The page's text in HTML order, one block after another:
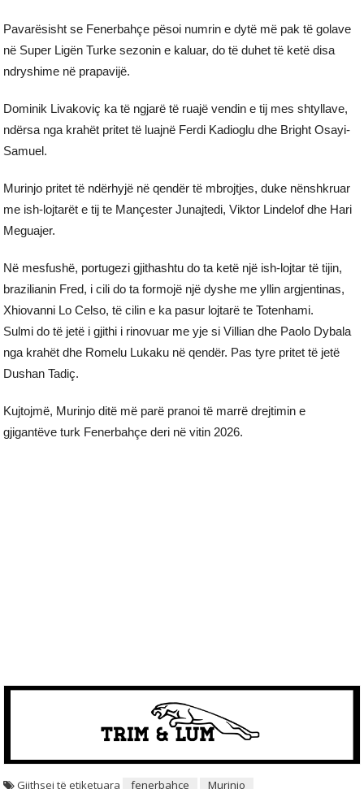
Pavarësisht se Fenerbahçe pësoi numrin e dytë më pak të golave
në Super Ligën Turke sezonin e kaluar, do të duhet të ketë disa
ndryshime në prapavijë.
Dominik Livakoviç ka të ngjarë të ruajë vendin e tij mes shtyllave,
ndërsa nga krahët pritet të luajnë Ferdi Kadioglu dhe Bright Osayi-
Samuel.
Murinjo pritet të ndërhyjë në qendër të mbrojtjes, duke nënshkruar
me ish-lojtarët e tij te Mançester Junajtedi, Viktor Lindelof dhe Hari
Meguajer.
Në mesfushë, portugezi gjithashtu do ta ketë një ish-lojtar të tijin,
brazilianin Fred, i cili do ta formojë një dyshe me yllin argjentinas,
Xhiovanni Lo Celso, të cilin e ka pasur lojtarë te Totenhami.
Sulmi do të jetë i gjithi i rinovuar me yje si Villian dhe Paolo Dybala
nga krahët dhe Romelu Lukaku në qendër. Pas tyre pritet të jetë
Dushan Tadiç.
Kujtojmë, Murinjo ditë më parë pranoi të marrë drejtimin e
gjigantëve turk Fenerbahçe deri në vitin 2026.
Gjithsej të etiketuara fenerbahce Murinjo